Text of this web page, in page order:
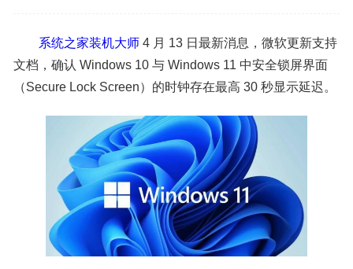
系统之家装机大师4 月 13 日最新消息，微软更新支持
文档，确认 Windows 10 与 Windows 11 中安全锁屏界面
（Secure Lock Screen）的时钟存在最高 30 秒显示延迟。